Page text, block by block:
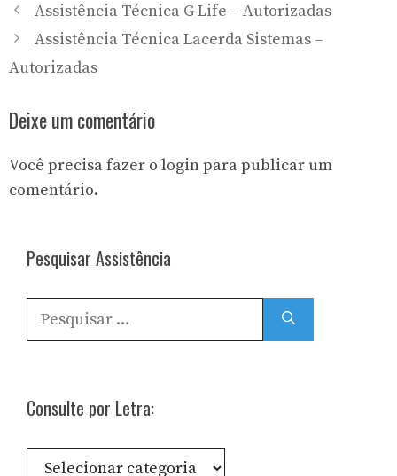
Assistência Técnica G Life – Autorizadas
Assistência Técnica Lacerda Sistemas –
Autorizadas
Deixe um comentário
Você precisa fazer o loginpara publicar um
comentário.
Pesquisar Assistência
Pesquisar
por:
Consulte por Letra:
Consulte